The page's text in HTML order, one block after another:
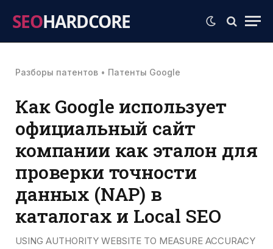
SEOHARDCORE
Разборы патентов • Патенты Google
Как Google использует
официальный сайт
компании как эталон для
проверки точности
данных (NAP) в
каталогах и Local SEO
USING AUTHORITY WEBSITE TO MEASURE ACCURACY